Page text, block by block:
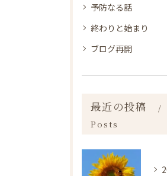
予防なる話
終わりと始まり
ブログ再開
最近の投稿
Posts